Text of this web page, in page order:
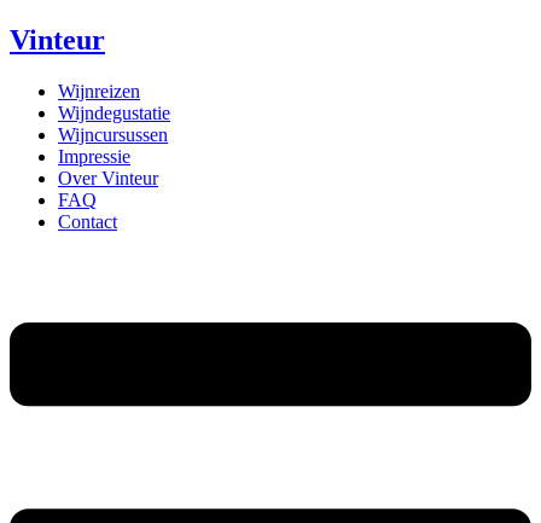
Vinteur
Wijnreizen
Wijndegustatie
Wijncursussen
Impressie
Over Vinteur
FAQ
Contact